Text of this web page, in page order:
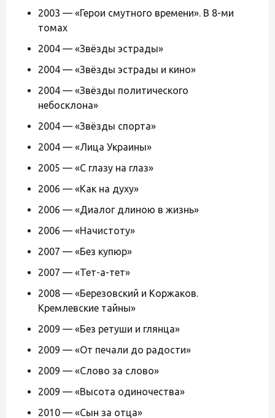
2003 — «Герои смутного времени». В 8-ми
томах
2004 — «Звёзды эстрады»
2004 — «Звёзды эстрады и кино»
2004 — «Звёзды политического
небосклона»
2004 — «Звёзды спорта»
2004 — «Лица Украины»
2005 — «С глазу на глаз»
2006 — «Как на духу»
2006 — «Диалог длиною в жизнь»
2006 — «Начистоту»
2007 — «Без купюр»
2007 — «Тет-а-тет»
2008 — «Березовский и Коржаков.
Кремлевские тайны»
2009 — «Без ретуши и глянца»
2009 — «От печали до радости»
2009 — «Слово за слово»
2009 — «Высота одиночества»
2010 — «Сын за отца»